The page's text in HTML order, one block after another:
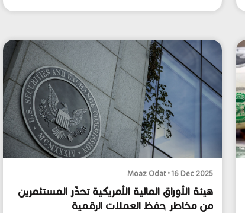
Moaz Odat • 16 Dec 2025
هيئة الأوراق المالية الأمريكية تحذّر المستثمرين
من مخاطر حفظ العملات الرقمية